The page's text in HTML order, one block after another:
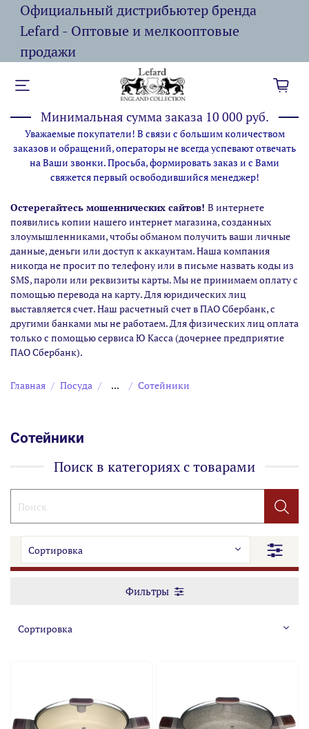
Официальный дистрибьютер бренда
Lefard - Оптовые и мелкооптовые
продажи
Минимальная сумма заказа 10 000 руб.
Уважаемые покупатели! В связи с большим количеством
заказов и обращений, операторы не всегда успевают отвечать
на Ваши звонки. Просьба, формировать заказ и с Вами
свяжется первый освободившийся менеджер!
Остерегайтесь мошеннических сайтов! В интернете
появились копии нашего интернет магазина,созданных
злоумышленниками, чтобы обманом получить ваши личные
данные, деньги или доступ к аккаунтам. Наша компания
никогда не просит по телефону или в письме назвать коды из
SMS, пароли или реквизиты карты. Мы не принимаем оплату с
помощью перевода на карту. Для юридических лиц
выставляется счет. Наш расчетный счет в ПАО Сбербанк, с
другими банками мы не работаем. Для физических лиц оплата
только с помощью сервиса Ю Касса (дочернее предприятие
ПАО Сбербанк).
Главная Посуда ... Сотейники
Сотейники
Поиск в категориях с товарами
Фильтры